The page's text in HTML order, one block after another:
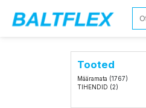
Tooted
Määramata (1767)
TIHENDID (2)